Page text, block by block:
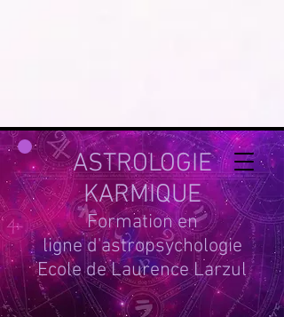
ASTROLOGIE
KARMIQUE
Formation en
ligne d'astropsychologie
Ecole de Laurence Larzul